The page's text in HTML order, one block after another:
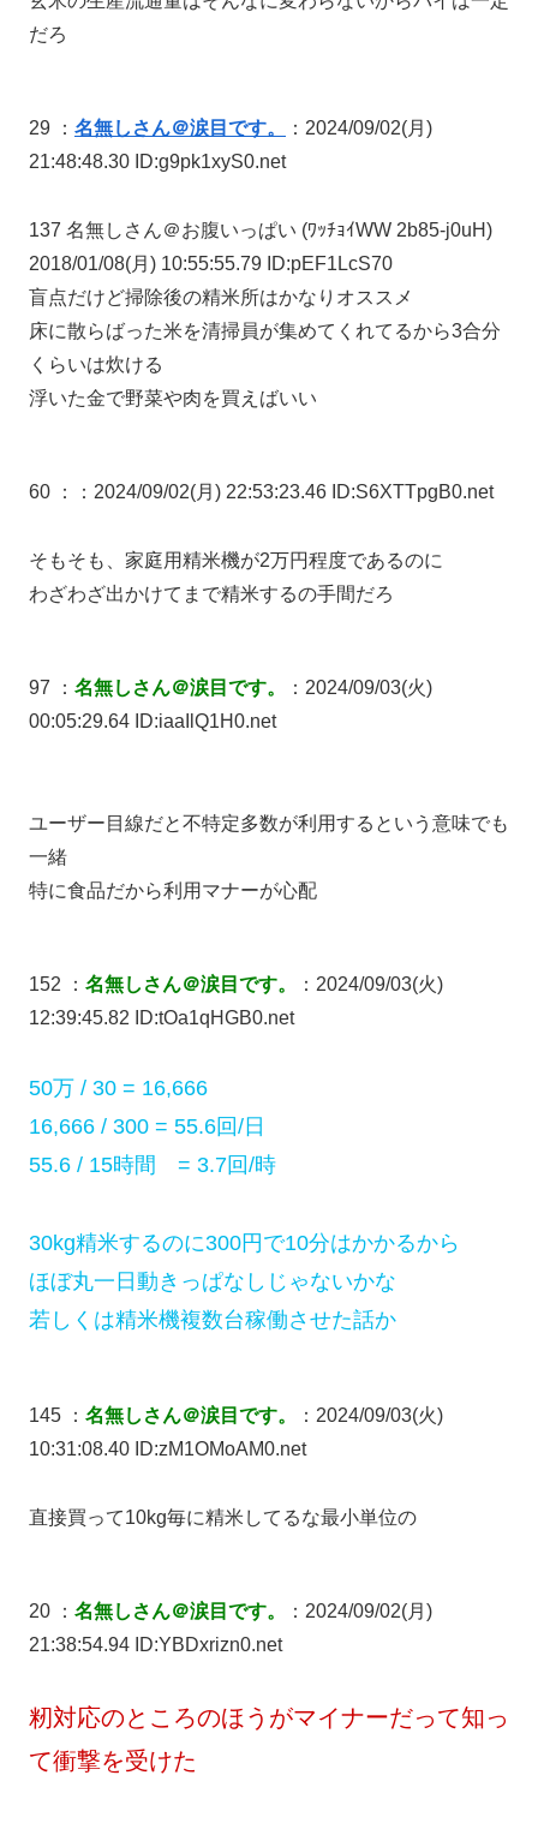
だろ
29 ： 名無しさん＠涙目です。
：2024/09/02(月)
21:48:48.30 ID:g9pk1xyS0.net
137 名無しさん＠お腹いっぱい (ﾜｯﾁｮｲWW 2b85-j0uH)
2018/01/08(月) 10:55:55.79 ID:pEF1LcS70
盲点だけど掃除後の精米所はかなりオススメ
床に散らばった米を清掃員が集めてくれてるから3合分
くらいは炊ける
浮いた金で野菜や肉を買えばいい
60 ： ：2024/09/02(月) 22:53:23.46 ID:S6XTTpgB0.net
そもそも、家庭用精米機が2万円程度であるのに
わざわざ出かけてまで精米するの手間だろ
97 ： 名無しさん＠涙目です。
：2024/09/03(火)
00:05:29.64 ID:iaaIlQ1H0.net
ユーザー目線だと不特定多数が利用するという意味でも
一緒
特に食品だから利用マナーが心配
152 ： 名無しさん＠涙目です。
：2024/09/03(火)
12:39:45.82 ID:tOa1qHGB0.net
50万 / 30 = 16,666
16,666 / 300 = 55.6回/日
55.6 / 15時間 = 3.7回/時
30kg精米するのに300円で10分はかかるから
ほぼ丸一日動きっぱなしじゃないかな
若しくは精米機複数台稼働させた話か
145 ： 名無しさん＠涙目です。
：2024/09/03(火)
10:31:08.40 ID:zM1OMoAM0.net
直接買って10kg毎に精米してるな最小単位の
20 ： 名無しさん＠涙目です。
：2024/09/02(月)
21:38:54.94 ID:YBDxrizn0.net
籾対応のところのほうがマイナーだって知っ
て衝撃を受けた